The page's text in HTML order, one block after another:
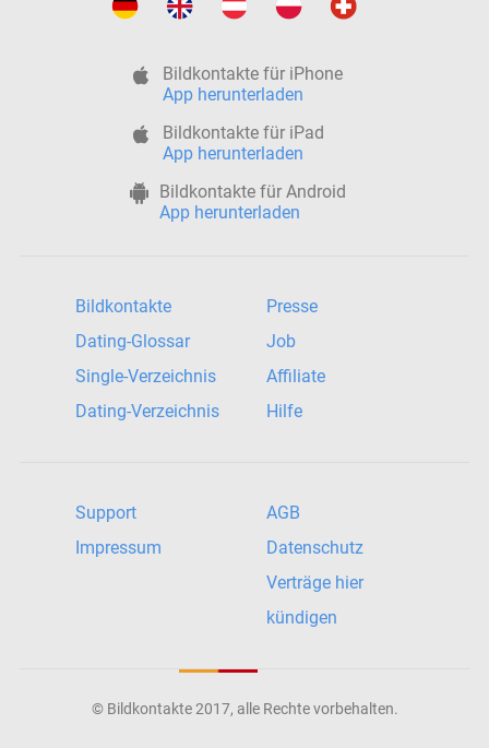
Bildkontakte für iPhone
App herunterladen
Bildkontakte für iPad
App herunterladen
Bildkontakte für Android
App herunterladen
Bildkontakte
Dating-Glossar
Single-Verzeichnis
Dating-Verzeichnis
Presse
Job
Affiliate
Hilfe
Support
Impressum
AGB
Datenschutz
Verträge hier
kündigen
© Bildkontakte 2017, alle Rechte vorbehalten.